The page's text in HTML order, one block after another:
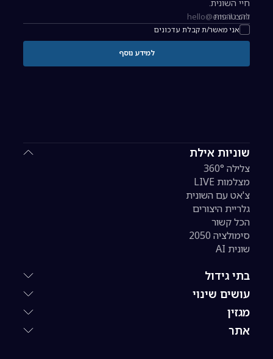
שוניות אילת
צלילה 360°
מצלמות LIVE
צ'אט עם השונית
גלריית היצורים
הכל קשור
סימולציה 2050
שונית AI
בתי גידול
עושים שינוי
מגזין
אתר
חיי השונית.
כתובת אימייל להרשמה לניוזלטר
אני מאשר/ת קבלת עדכונים
להצטרפות
למידע נוסף